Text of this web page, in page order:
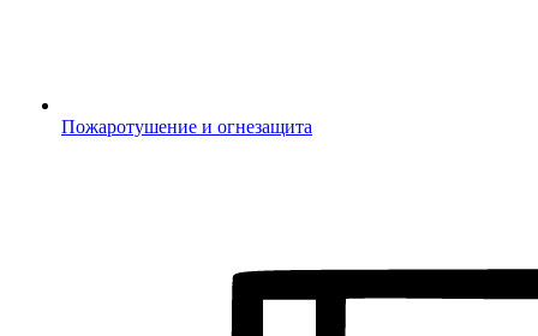
Пожаротушение и огнезащита